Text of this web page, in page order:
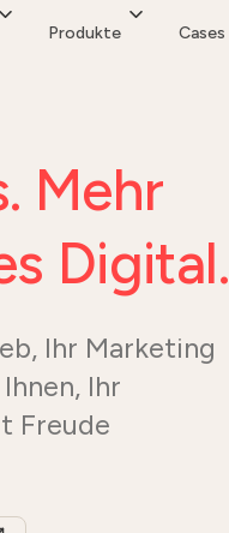
Produkte Cases
Mehr
Digital.
Ihr Marketing
Ihr
Freude